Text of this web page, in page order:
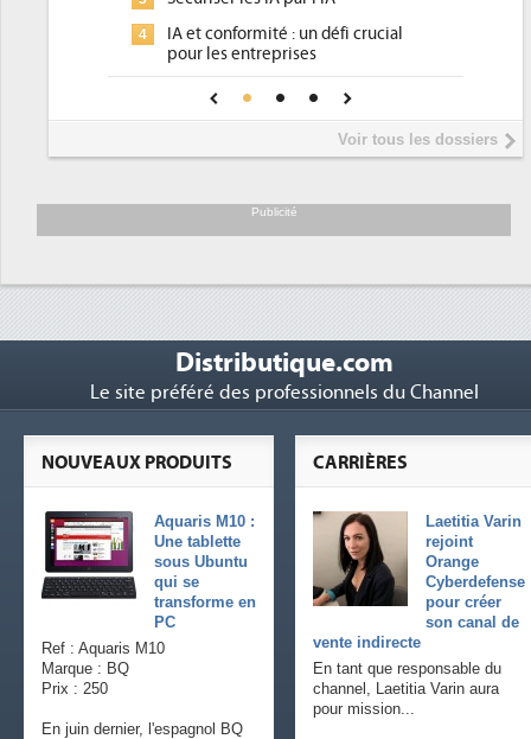
: un défi crucial
place pour répondre à...
Phocea DC dans les cordes pour la
DEE
Interview de Fabrice Coquio,
président de Digital Realty...
soutient les...
Voir tous les dossiers
Publicité
Distributique.com
Le site préféré des professionnels du Channel
CARRIÈRES
Laetitia Varin
rejoint
Orange
Cyberdefense
pour créer
son canal de
vente indirecte
En tant que responsable du
channel, Laetitia Varin aura
pour mission...
NOUVEAUX PRODUITS
Aquaris M10 :
Une tablette
sous Ubuntu
qui se
transforme en
PC
Ref : Aquaris M10
Marque : BQ
Prix : 250
En juin dernier, l'espagnol BQ